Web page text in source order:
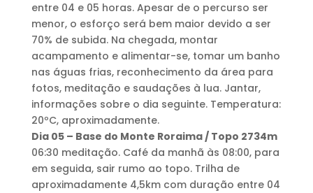
entre 04 e 05 horas. Apesar de o percurso ser
menor, o esforço será bem maior devido a ser
70% de subida. Na chegada, montar
acampamento e alimentar-se, tomar um banho
nas águas frias, reconhecimento da área para
fotos, meditação e saudações à lua. Jantar,
informações sobre o dia seguinte. Temperatura:
20ºC, aproximadamente.
Dia 05 – Base do Monte Roraima / Topo 2734m
06:30 meditação. Café da manhã às 08:00, para
em seguida, sair rumo ao topo. Trilha de
aproximadamente 4,5km com duração entre 04